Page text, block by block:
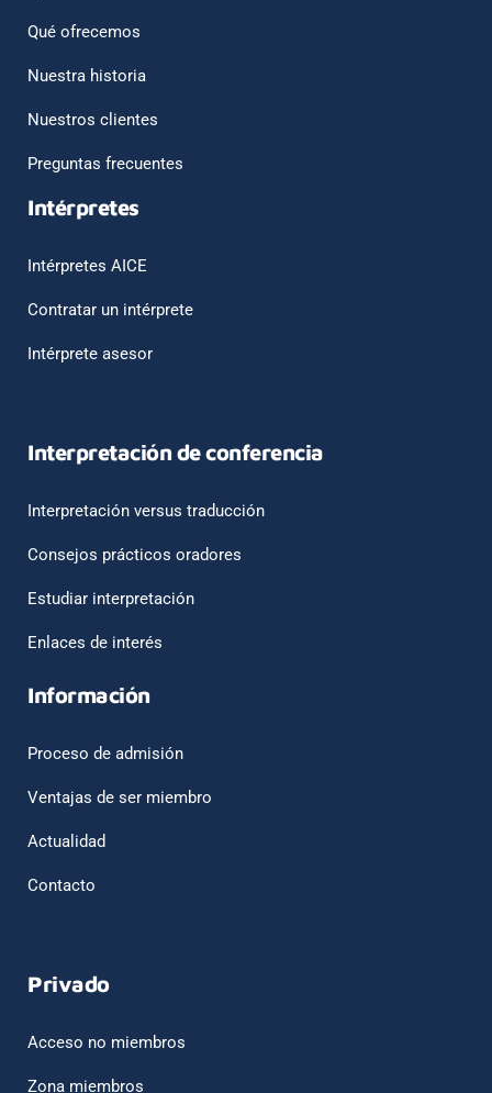
Qué ofrecemos
Nuestra historia
Nuestros clientes
Preguntas frecuentes
Intérpretes
Intérpretes AICE
Contratar un intérprete
Intérprete asesor
Interpretación de conferencia
Interpretación versus traducción
Consejos prácticos oradores
Estudiar interpretación
Enlaces de interés
Información
Proceso de admisión
Ventajas de ser miembro
Actualidad
Contacto
Privado
Acceso no miembros
Zona miembros